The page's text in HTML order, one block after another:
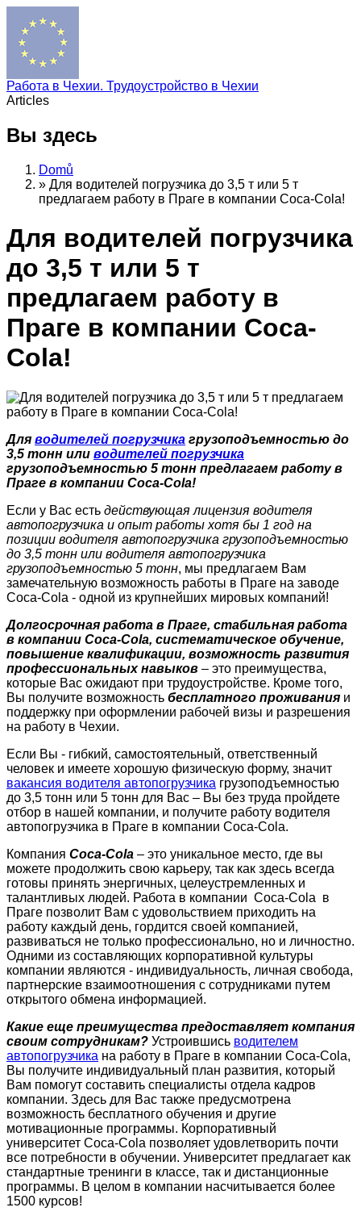
Работа в Чехии. Трудоустройство в Чехии
Articles
Вы здесь
Domů
» Для водителей погрузчика до 3,5 т или 5 т
предлагаем работу в Праге в компании Coca-Cola!
Для водителей погрузчика
до 3,5 т или 5 т
предлагаем работу в
Праге в компании Coca-
Cola!
Для водителей погрузчика грузоподъемностью до
3,5 тонн или водителей погрузчика
грузоподъемностью 5 тонн предлагаем работу в
Праге в компании Coca-Cola!
Если у Вас есть действующая лицензия водителя
автопогрузчика и опыт работы хотя бы 1 год на
позиции водителя автопогрузчика грузоподъемностью
до 3,5 тонн или водителя автопогрузчика
грузоподъемностью 5 тонн, мы предлагаем Вам
замечательную возможность работы в Праге на заводе
Coca-Cola - одной из крупнейших мировых компаний!
Долгосрочная работа в Праге, стабильная работа
в компании Coca-Cola, систематическое обучение,
повышение квалификации, возможность развития
профессиональных навыков – это преимущества,
которые Вас ожидают при трудоустройстве. Кроме того,
Вы получите возможность бесплатного проживания и
поддержку при оформлении рабочей визы и разрешения
на работу в Чехии.
Если Вы - гибкий, самостоятельный, ответственный
человек и имеете хорошую физическую форму, значит
вакансия водителя автопогрузчика грузоподъемностью
до 3,5 тонн или 5 тонн для Вас – Вы без труда пройдете
отбор в нашей компании, и получите работу водителя
автопогрузчика в Праге в компании Coca-Cola.
Компания Coca-Cola – это уникальное место, где вы
можете продолжить свою карьеру, так как здесь всегда
готовы принять энергичных, целеустремленных и
талантливых людей. Работа в компании Coca-Cola в
Праге позволит Вам с удовольствием приходить на
работу каждый день, гордится своей компанией,
развиваться не только профессионально, но и личностно.
Одними из составляющих корпоративной культуры
компании являются - индивидуальность, личная свобода,
партнерские взаимоотношения с сотрудниками путем
открытого обмена информацией.
Какие еще преимущества предоставляет компания
своим сотрудникам? Устроившись водителем
автопогрузчика на работу в Праге в компании Coca-Cola,
Вы получите индивидуальный план развития, который
Вам помогут составить специалисты отдела кадров
компании. Здесь для Вас также предусмотрена
возможность бесплатного обучения и другие
мотивационные программы. Корпоративный
университет Coca-Cola позволяет удовлетворить почти
все потребности в обучении. Университет предлагает как
стандартные тренинги в классе, так и дистанционные
программы. В целом в компании насчитывается более
1500 курсов!